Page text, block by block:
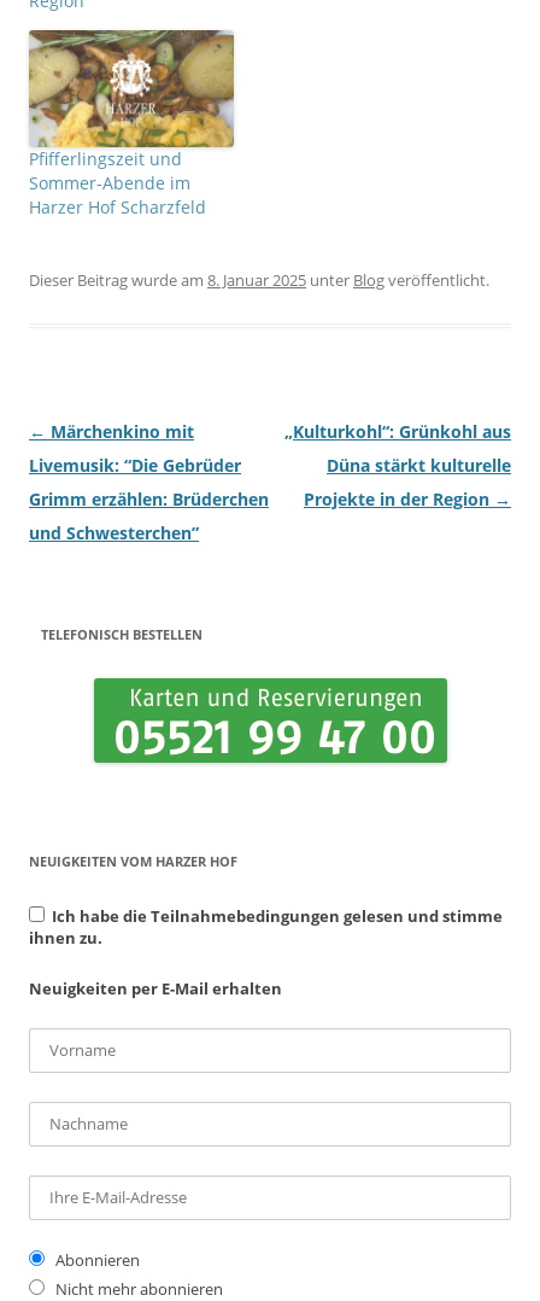
m
F
e
n
s
t
e
r
g
e
ö
f
f
n
m
F
e
n
s
t
e
r
g
e
ö
f
f
n
Pfifferlingszeit und
Sommer-Abende im
Harzer Hof Scharzfeld
Dieser Beitrag wurde am 8. Januar 2025 unter Blogveröffentlicht.
Beitrags-Navigation
← Märchenkino mit
Livemusik: “Die Gebrüder
Grimm erzählen: Brüderchen
und Schwesterchen”
„Kulturkohl“: Grünkohl aus
Düna stärkt kulturelle
Projekte in der Region →
TELEFONISCH BESTELLEN
NEUIGKEITEN VOM HARZER HOF
Ich habe die Teilnahmebedingungen gelesen und stimme
ihnen zu.
Neuigkeiten per E-Mail erhalten
Abonnieren
Nicht mehr abonnieren